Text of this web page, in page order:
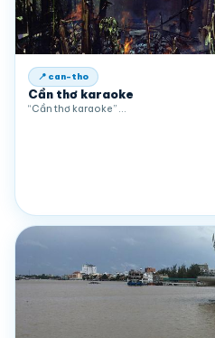
📍 can-tho
Cần thơ karaoke
“Cần thơ karaoke” …